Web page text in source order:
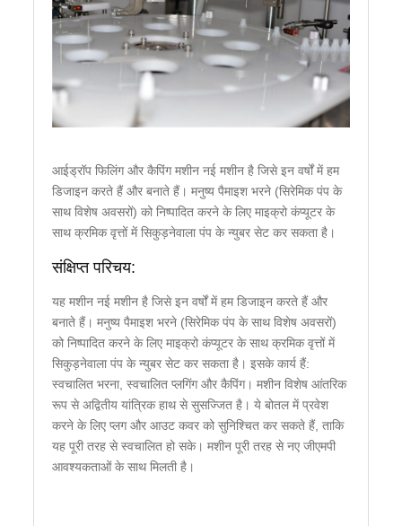
आईड्रॉप फिलिंग और कैपिंग मशीन नई मशीन है जिसे इन वर्षों में हम
डिजाइन करते हैं और बनाते हैं। मनुष्य पैमाइश भरने (सिरेमिक पंप के
साथ विशेष अवसरों) को निष्पादित करने के लिए माइक्रो कंप्यूटर के
साथ क्रमिक वृत्तों में सिकुड़नेवाला पंप के न्युबर सेट कर सकता है।
संक्षिप्त परिचय:
यह मशीन नई मशीन है जिसे इन वर्षों में हम डिजाइन करते हैं और
बनाते हैं। मनुष्य पैमाइश भरने (सिरेमिक पंप के साथ विशेष अवसरों)
को निष्पादित करने के लिए माइक्रो कंप्यूटर के साथ क्रमिक वृत्तों में
सिकुड़नेवाला पंप के न्युबर सेट कर सकता है। इसके कार्य हैं:
स्वचालित भरना, स्वचालित प्लगिंग और कैपिंग। मशीन विशेष आंतरिक
रूप से अद्वितीय यांत्रिक हाथ से सुसज्जित है। ये बोतल में प्रवेश
करने के लिए प्लग और आउट कवर को सुनिश्चित कर सकते हैं, ताकि
यह पूरी तरह से स्वचालित हो सके। मशीन पूरी तरह से नए जीएमपी
आवश्यकताओं के साथ मिलती है।